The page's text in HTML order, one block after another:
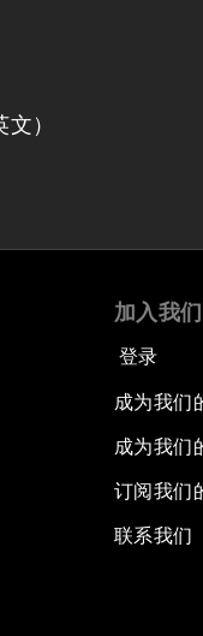
）
加入我们
登录
成为我们
成为我们
订阅我们
联系我们